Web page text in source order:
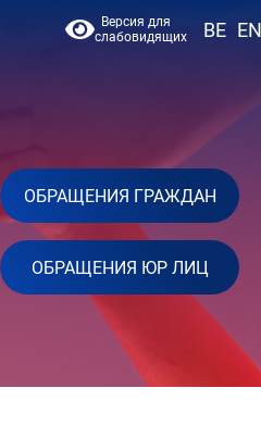
Версия для
слабовидящих
BE EN
ОБРАЩЕНИЯ ГРАЖДАН
ОБРАЩЕНИЯ ЮР ЛИЦ